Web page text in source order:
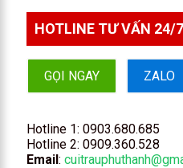
HOTLINE TƯ VẤN 24/7
GỌI NGAY ZALO
Hotline 1: 0903.680.685
Hotline 2: 0909.360.528
Email: